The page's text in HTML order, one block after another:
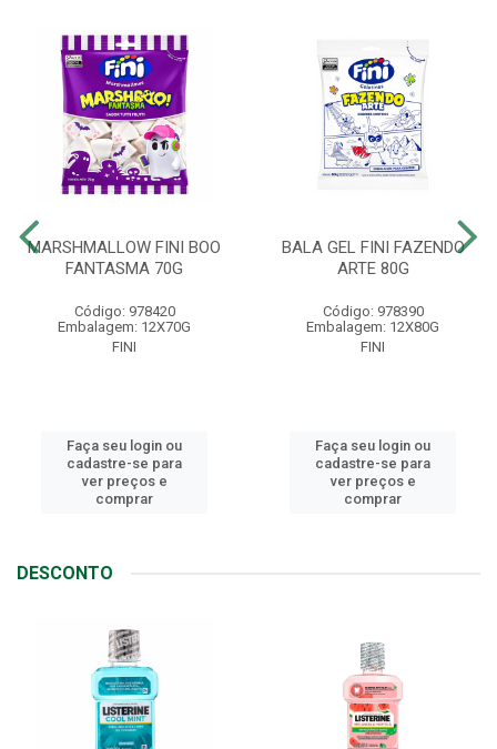
MARSHMALLOW FINI BOO
FANTASMA 70G
Código: 978420
Embalagem: 12X70G
FINI
Faça seu login ou
cadastre-se para
ver preços e
comprar
BALA GEL FINI FAZENDO
ARTE 80G
Código: 978390
Embalagem: 12X80G
FINI
Faça seu login ou
cadastre-se para
ver preços e
comprar
DESCONTO